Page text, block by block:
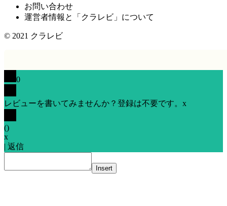
お問い合わせ
運営者情報と「クラレビ」について
© 2021 クラレビ
0
レビューを書いてみませんか？登録は不要です。 x
()
x
| 返信
Insert